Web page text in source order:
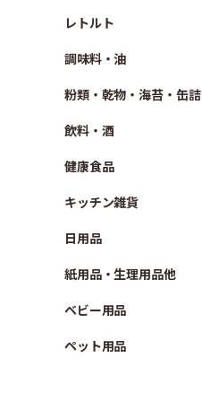
レトルト
調味料・油
粉類・乾物・海苔・缶詰
飲料・酒
健康食品
キッチン雑貨
日用品
紙用品・生理用品他
ベビー用品
ペット用品